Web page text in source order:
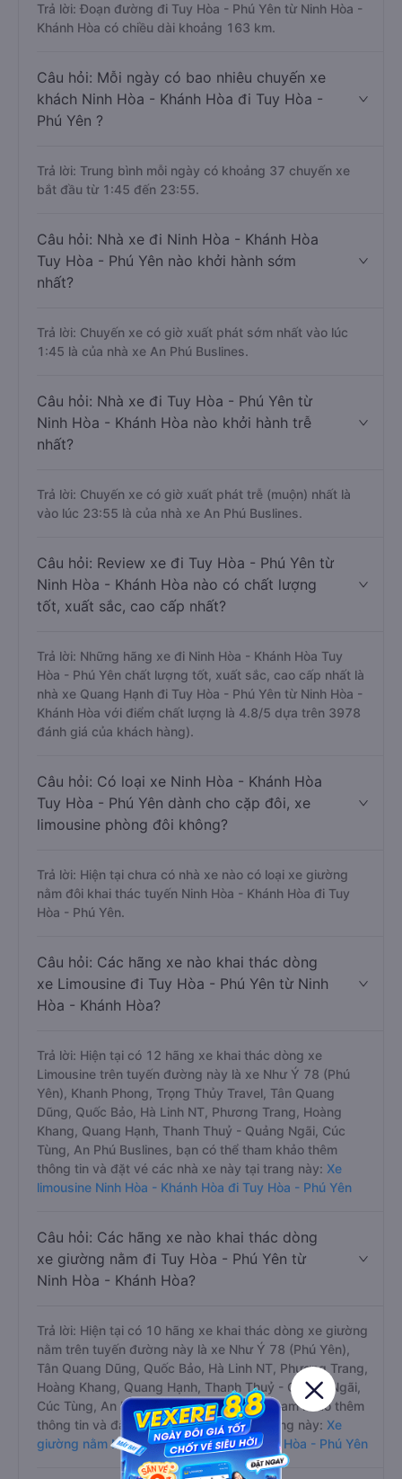
Trả lời: Đoạn đường đi Tuy Hòa - Phú Yên từ Ninh Hòa -
Khánh Hòa có chiều dài khoảng 163 km.
Câu hỏi: Mỗi ngày có bao nhiêu chuyến xe
khách Ninh Hòa - Khánh Hòa đi Tuy Hòa -
Phú Yên ?
Trả lời: Trung bình mỗi ngày có khoảng 37 chuyến xe
bắt đầu từ 1:45 đến 23:55.
Câu hỏi: Nhà xe đi Ninh Hòa - Khánh Hòa
Tuy Hòa - Phú Yên nào khởi hành sớm
nhất?
Trả lời: Chuyến xe có giờ xuất phát sớm nhất vào lúc
1:45 là của nhà xe An Phú Buslines.
Câu hỏi: Nhà xe đi Tuy Hòa - Phú Yên từ
Ninh Hòa - Khánh Hòa nào khởi hành trễ
nhất?
Trả lời: Chuyến xe có giờ xuất phát trễ (muộn) nhất là
vào lúc 23:55 là của nhà xe An Phú Buslines.
Câu hỏi: Review xe đi Tuy Hòa - Phú Yên từ
Ninh Hòa - Khánh Hòa nào có chất lượng
tốt, xuất sắc, cao cấp nhất?
Trả lời: Những hãng xe đi Ninh Hòa - Khánh Hòa Tuy
Hòa - Phú Yên chất lượng tốt, xuất sắc, cao cấp nhất là
nhà xe Quang Hạnh đi Tuy Hòa - Phú Yên từ Ninh Hòa -
Khánh Hòa với điểm chất lượng là 4.8/5 dựa trên 3978
đánh giá của khách hàng).
Câu hỏi: Có loại xe Ninh Hòa - Khánh Hòa
Tuy Hòa - Phú Yên dành cho cặp đôi, xe
limousine phòng đôi không?
Trả lời: Hiện tại chưa có nhà xe nào có loại xe giường
nằm đôi khai thác tuyến Ninh Hòa - Khánh Hòa đi Tuy
Hòa - Phú Yên.
Câu hỏi: Các hãng xe nào khai thác dòng
xe Limousine đi Tuy Hòa - Phú Yên từ Ninh
Hòa - Khánh Hòa?
Trả lời: Hiện tại có 12 hãng xe khai thác dòng xe
Limousine trên tuyến đường này là xe Như Ý 78 (Phú
Yên), Khanh Phong, Trọng Thủy Travel, Tân Quang
Dũng, Quốc Bảo, Hà Linh NT, Phương Trang, Hoàng
Khang, Quang Hạnh, Thanh Thuỷ - Quảng Ngãi, Cúc
Tùng, An Phú Buslines, bạn có thể tham khảo thêm
thông tin và đặt vé các nhà xe này tại trang này: Xe
limousine Ninh Hòa - Khánh Hòa đi Tuy Hòa - Phú Yên
Câu hỏi: Các hãng xe nào khai thác dòng
xe giường nằm đi Tuy Hòa - Phú Yên từ
Ninh Hòa - Khánh Hòa?
Trả lời: Hiện tại có 10 hãng xe khai thác dòng xe giường
nằm trên tuyến đường này là xe Như Ý 78 (Phú Yên),
Tân Quang Dũng, Quốc Bảo, Hà Linh NT, Phương Trang,
Hoàng Khang, Quang Hạnh, Thanh Thuỷ - Quảng Ngãi,
Cúc Tùng, An Phú Buslines, bạn có thể tham khảo thêm
thông tin và đặt vé các nhà xe này tại trang này: Xe
giường nằm Ninh Hòa - Khánh Hòa đi Tuy Hòa - Phú Yên